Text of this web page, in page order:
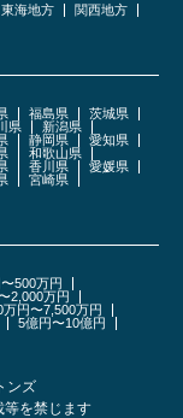
東海地方
関西地方
福島県
茨城県
県
新潟県
静岡県
愛知県
和歌山県
香川県
愛媛県
宮崎県
500万円
2,000万円
万円〜7,500万円
5億円〜10億円
ンズ
等を禁じます